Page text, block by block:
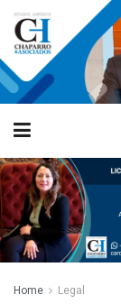
Home Legal